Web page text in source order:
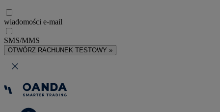
wiadomości e-mail
SMS/MMS
OTWÓRZ RACHUNEK TESTOWY »